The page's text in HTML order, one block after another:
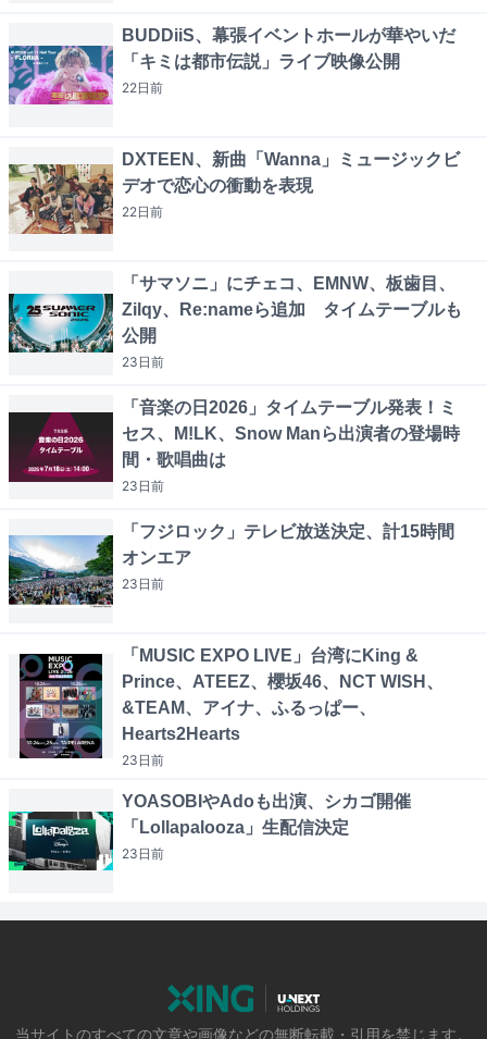
BUDDiiS、幕張イベントホールが華やいだ
「キミは都市伝説」ライブ映像公開
22日前
DXTEEN、新曲「Wanna」ミュージックビ
デオで恋心の衝動を表現
22日前
「サマソニ」にチェコ、EMNW、板歯目、
Zilqy、Re:nameら追加 タイムテーブルも
公開
23日前
「音楽の日2026」タイムテーブル発表！ミ
セス、M!LK、Snow Manら出演者の登場時
間・歌唱曲は
23日前
「フジロック」テレビ放送決定、計15時間
オンエア
23日前
「MUSIC EXPO LIVE」台湾にKing &
Prince、ATEEZ、櫻坂46、NCT WISH、
&TEAM、アイナ、ふるっぱー、
Hearts2Hearts
23日前
YOASOBIやAdoも出演、シカゴ開催
「Lollapalooza」生配信決定
23日前
当サイトのすべての文章や画像などの無断転載・引用を禁じます。